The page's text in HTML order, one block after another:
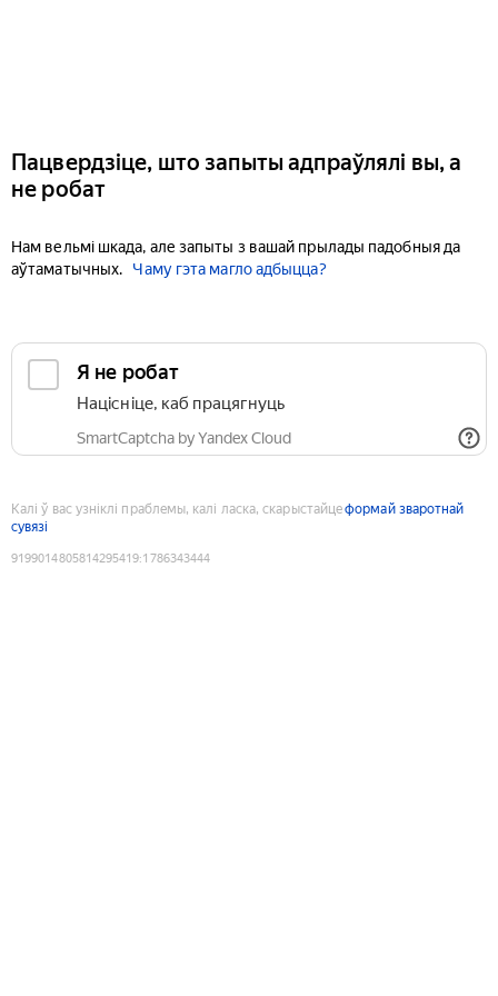
Пацвердзіце, што запыты адпраўлялі вы, а
не робат
Нам вельмі шкада, але запыты з вашай прылады падобныя да
аўтаматычных.
Чаму гэта магло адбыцца?
Я не робат
Націсніце, каб працягнуць
SmartCaptcha by Yandex Cloud
Калі ў вас узніклі праблемы, калі ласка, скарыстайцеформай зваротнай
сувязі
9199014805814295419:1786343444